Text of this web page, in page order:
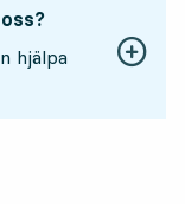
hjälpa